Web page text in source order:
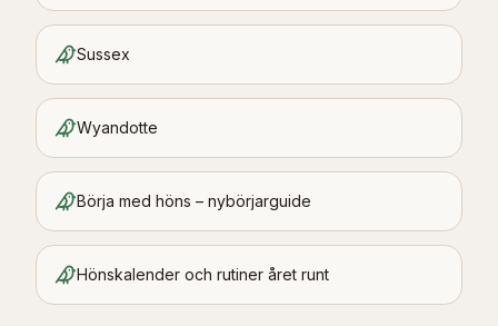
Sussex
Wyandotte
Börja med höns – nybörjarguide
Hönskalender och rutiner året runt